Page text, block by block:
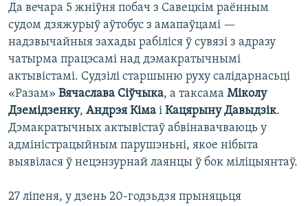
Да вечара 5 жніўня побач з Савецкім раённым
судом дзяжурыў аўтобус з амапаўцамі —
надзвычайныя захады рабіліся ў сувязі з адразу
чатырма працэсамі над дэмакратычнымі
актывістамі. Судзілі старшыню руху салідарнасьці
«Разам» Вячаслава Сіўчыка, а таксама Міколу
Дземідзенку, Андрэя Кіма і Кацярыну Давыдзік.
Дэмакратычных актывістаў абвінавачваюць у
адміністрацыйным парушэньні, якое нібыта
выявілася ў нецэнзурнай лаянцы ў бок міліцыянтаў.
27 ліпеня, у дзень 20-годзьдзя прыняцьця